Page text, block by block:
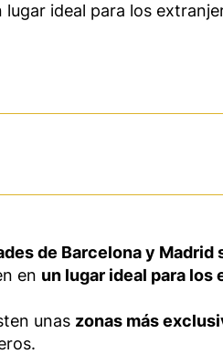
ideal para los
de Barcelona y Madrid
en un lugar ideal para los
unas zonas más